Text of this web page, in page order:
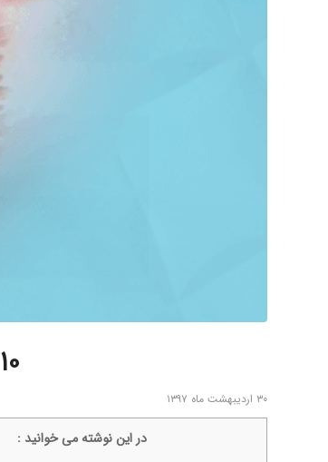
۱۰ سؤال پرتکرار در مورد درمان ریشه دندان (بخش دوم)
۳۰ اردیبهشت ماه ۱۳۹۷
در اين نوشته می خوانيد :